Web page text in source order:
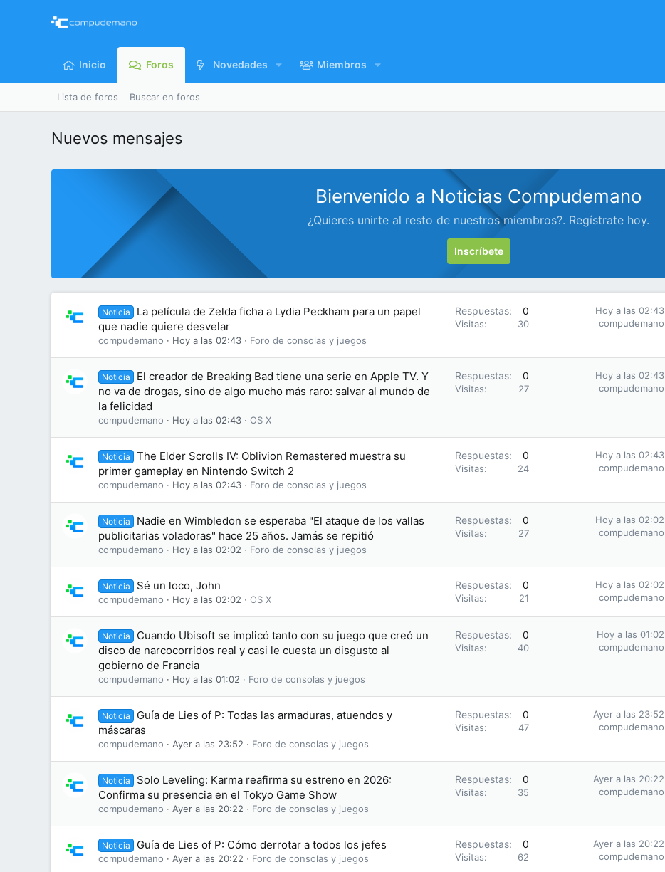
Inicio Foros Novedades Miembros
Lista de foros Buscar en foros
Nuevos mensajes
Bienvenido a Noticias Compudemano
¿Quieres unirte al resto de nuestros miembros?. Regístrate hoy.
Inscríbete
Noticia
La película de Zelda ficha a Lydia Peckham para un papel
que nadie quiere desvelar
compudemano Hoy a las 02:43 Foro de consolas y juegos
Respuestas 0
Visitas 30
Hoy a las 02:43
compudemano
Noticia
El creador de Breaking Bad tiene una serie en Apple TV. Y
no va de drogas, sino de algo mucho más raro: salvar al mundo de
la felicidad
compudemano Hoy a las 02:43 OS X
Respuestas 0
Visitas 27
Hoy a las 02:43
compudemano
Noticia
The Elder Scrolls IV: Oblivion Remastered muestra su
primer gameplay en Nintendo Switch 2
compudemano Hoy a las 02:43 Foro de consolas y juegos
Respuestas 0
Visitas 24
Hoy a las 02:43
compudemano
Noticia
Nadie en Wimbledon se esperaba "El ataque de los vallas
publicitarias voladoras" hace 25 años. Jamás se repitió
compudemano Hoy a las 02:02 Foro de consolas y juegos
Respuestas 0
Visitas 27
Hoy a las 02:02
compudemano
Noticia Sé un loco, John
compudemano Hoy a las 02:02 OS X
Respuestas 0
Visitas 21
Hoy a las 02:02
compudemano
Noticia
Cuando Ubisoft se implicó tanto con su juego que creó un
disco de narcocorridos real y casi le cuesta un disgusto al
gobierno de Francia
compudemano Hoy a las 01:02 Foro de consolas y juegos
Respuestas 0
Visitas 40
Hoy a las 01:02
compudemano
Noticia
Guía de Lies of P: Todas las armaduras, atuendos y
máscaras
compudemano Ayer a las 23:52 Foro de consolas y juegos
Respuestas 0
Visitas 47
Ayer a las 23:52
compudemano
Noticia
Solo Leveling: Karma reafirma su estreno en 2026:
Confirma su presencia en el Tokyo Game Show
compudemano Ayer a las 20:22 Foro de consolas y juegos
Respuestas 0
Visitas 35
Ayer a las 20:22
compudemano
Noticia Guía de Lies of P: Cómo derrotar a todos los jefes
compudemano Ayer a las 20:22 Foro de consolas y juegos
Respuestas 0
Visitas 62
Ayer a las 20:22
compudemano